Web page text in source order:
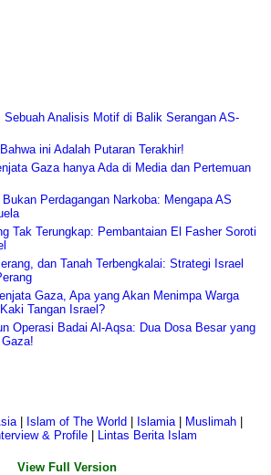
Sebuah Analisis Motif di Balik Serangan AS-
ini Adalah Putaran Terakhir!
Gaza hanya Ada di Media dan Pertemuan
Perdagangan Narkoba: Mengapa AS
Tak Terungkap: Pembantaian El Fasher Soroti
dan Tanah Terbengkalai: Strategi Israel
Gaza, Apa yang Akan Menimpa Warga
Tangan Israel?
Operasi Badai Al-Aqsa: Dua Dosa Besar yang
| Islam of The World Islamia| Muslimah|
& Profile Lintas Berita Islam
View Full Version